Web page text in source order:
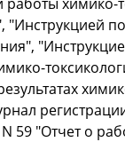
"Инструкцией
"Отчет о